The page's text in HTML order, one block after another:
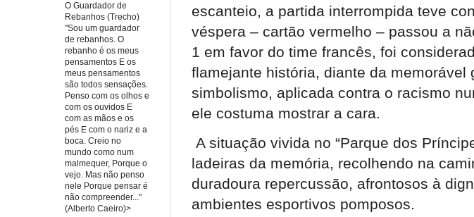
escanteio, a partida interrompida teve
véspera – cartão vermelho – passou a
1 em favor do time francês, foi
flamejante história, diante da memorável
simbolismo, aplicada contra o racismo
ele costuma mostrar a cara.
A situação vivida no “Parque dos
ladeiras da memória, recolhendo na
duradoura repercussão, afrontosos à
ambientes esportivos pomposos.
O Guardador de
Rebanhos (Trecho)
"Sou um guardador
de rebanhos. O
rebanho é os meus
pensamentos E os
meus pensamentos
são todos sensações.
Penso com os olhos e
com os ouvidos E
com as mãos e os
pés E com o nariz e a
boca. Creio no
mundo como num
malmequer, Porque o
vejo. Mas não penso
nele Porque pensar é
não compreender..."
(Alberto Caeiro)>